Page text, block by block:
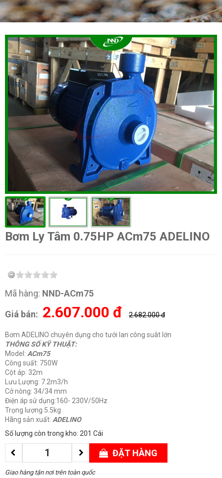
Bơm Ly Tâm 0.75HP ACm75 ADELINO
Mã hàng: NND-ACm75
Giá bán: 2.607.000 đ 2.682.000 đ
Bơm ADELINO chuyên dụng cho tưới lan công suât lớn
THÔNG SỐ KỸ THUẬT:
Model: ACm75
Công suất: 750W
Cột áp: 32m
Lưu Lượng: 7.2m3/h
Cở nòng: 34/34 mm
Điện áp sử dụng:160- 230V/50Hz
Trọng lượng 5.5kg
Hãng sản xuất: ADELINO
Số lượng còn trong kho: 201 Cái
ĐẶT HÀNG
Giao hàng tận nơi trên toàn quốc